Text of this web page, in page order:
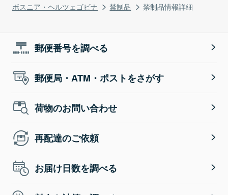
ボスニア・ヘルツェゴビナ
禁制品 禁制品情報詳細
郵便番号を調べる
郵便局・ATM・ポストをさがす
荷物のお問い合わせ
再配達のご依頼
お届け日数を調べる